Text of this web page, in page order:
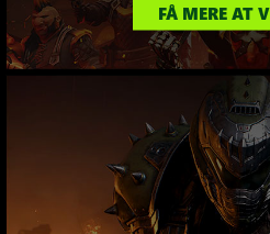
FÅ MERE AT